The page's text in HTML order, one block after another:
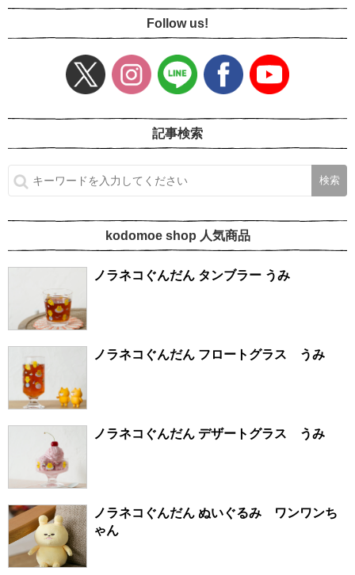
Follow us!
記事検索
kodomoe shop 人気商品
ノラネコぐんだん タンブラー うみ
ノラネコぐんだん フロートグラス うみ
ノラネコぐんだん デザートグラス うみ
ノラネコぐんだん ぬいぐるみ ワンワンち
ゃん